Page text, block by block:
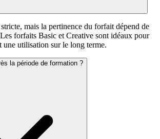
mais la pertinence du forfait dépend de
forfaits Basic et Creative sont idéaux pour
une utilisation sur le long terme.
la période de formation ?